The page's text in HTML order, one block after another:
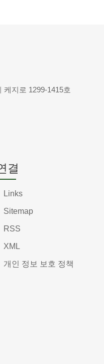
지로 1299-1415호
결
Links
Sitemap
RSS
XML
개인 정보 보호 정책